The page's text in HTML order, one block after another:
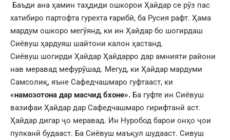
Баъди ана ҳамин таҳдиди ошкорои Ҳайдар се рӯз пас
хатибиро партофта гурехта ғарибӣ, ба Русия рафт. Ҳама
мардум ошкоро мегӯянд, ки ин Ҳайдар бо шогирдаш
Сиёвуш ҳардуяш шайтони калон ҳастанд.
Сиёвуш шогирди Ҳайдар Ҳайдарро дар амнияти райони
нав меравад мефурӯшад. Мегуд, ки Ҳайдар мардуми
Самсолиқ, яъне Сафедчашмаро гуфтааст, ки
«намозотона дар масчид бхоне». Ба гуфте ин Сиёвуш
вазифаи Ҳайдар дар Сафедчашмаро гирифтанӣ аст.
Ҳайдар дигар ҷо меравад. Ин Нуробод барои онҳо ҷои
пулканӣ будааст. Ба Сиёвуш маъқул шудааст. Сивуш